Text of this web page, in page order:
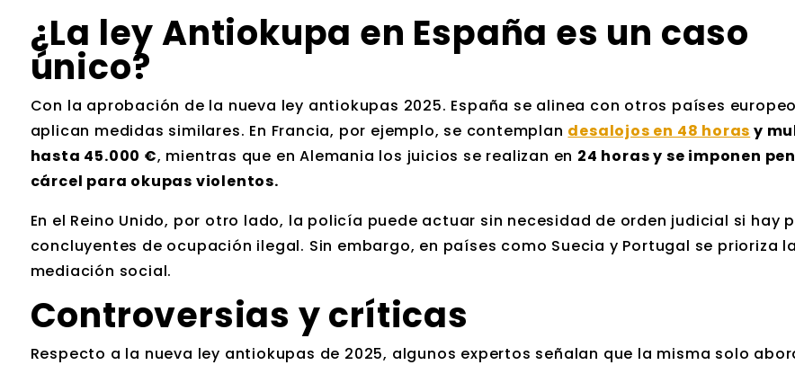
¿La ley Antiokupa en España es un caso
único?
Con la aprobación de la nueva ley antiokupas 2025. España se alinea con otros países
aplican medidas similares. En Francia, por ejemplo, se contemplan desalojos en 48 horas y
hasta 45.000 €, mientras que en Alemania los juicios se realizan en 24 horas y se imponen
cárcel para okupas violentos.
En el Reino Unido, por otro lado, la policía puede actuar sin necesidad de orden judicial si hay
concluyentes de ocupación ilegal. Sin embargo, en países como Suecia y Portugal se prioriza la
mediación social.
Controversias y críticas
Respecto a la nueva ley antiokupas de 2025, algunos expertos señalan que la misma solo